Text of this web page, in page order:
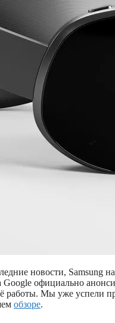
новости, Samsung
Google официально
работы. Мы уже успели
обзоре.